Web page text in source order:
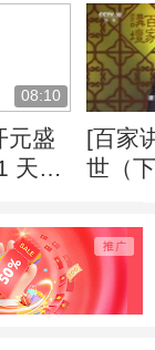
08:10
元盛
天宝
[百家
世（